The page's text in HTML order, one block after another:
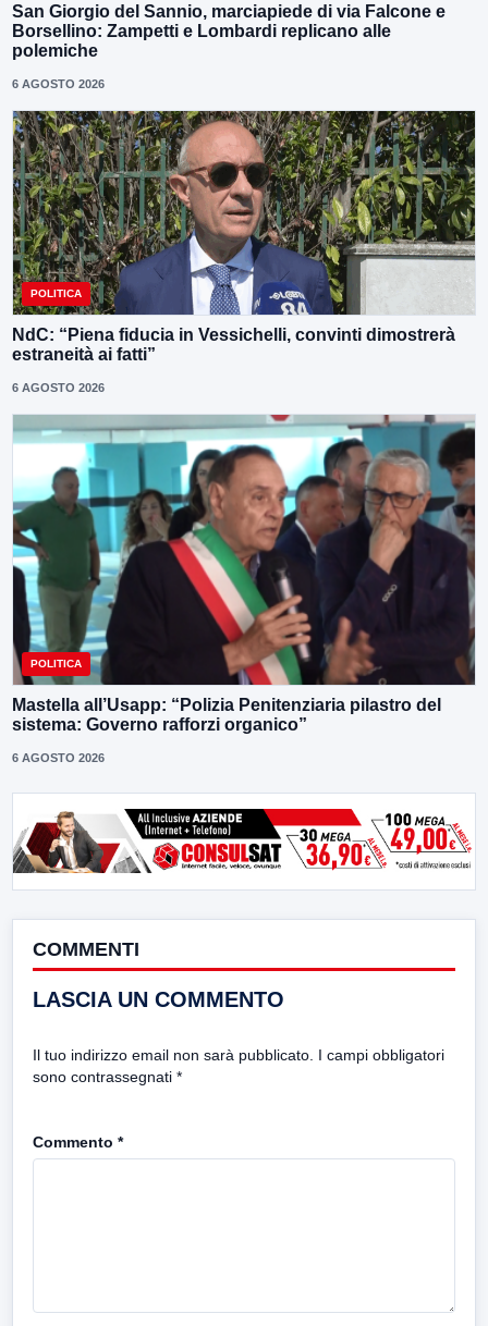
San Giorgio del Sannio, marciapiede di via Falcone e
Borsellino: Zampetti e Lombardi replicano alle
polemiche
6 AGOSTO 2026
POLITICA
NdC: “Piena fiducia in Vessichelli, convinti dimostrerà
estraneità ai fatti”
6 AGOSTO 2026
POLITICA
Mastella all’Usapp: “Polizia Penitenziaria pilastro del
sistema: Governo rafforzi organico”
6 AGOSTO 2026
COMMENTI
LASCIA UN COMMENTO
Il tuo indirizzo email non sarà pubblicato. I campi obbligatori
sono contrassegnati *
Commento *